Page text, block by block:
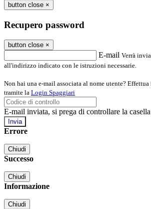
button close ×
Recupero password
button close ×
E-mail Verrà
all'indirizzo indicato con le istruzioni necessarie.
Non hai una e-mail associata al nome utente?
tramite la Login Spaggiari
E-mail inviata, si prega di controllare la
Errore
Chiudi
Successo
Chiudi
Informazione
Chiudi